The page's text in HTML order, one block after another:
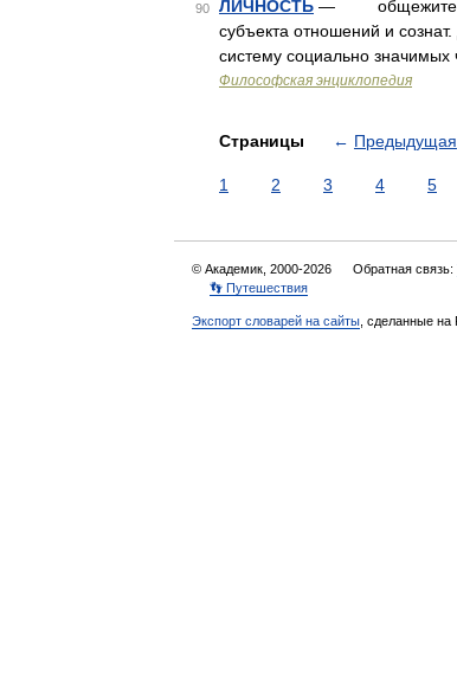
90 ЛИЧНОСТЬ —
субъекта отношений и
систему социально значимых
Философская энциклопедия
Страницы ← Предыдущая
1 2 3 4 5
© Академик, 2000-2026 Обратная связь:
👣 Путешествия
Экспорт словарей на сайты , сделанные на